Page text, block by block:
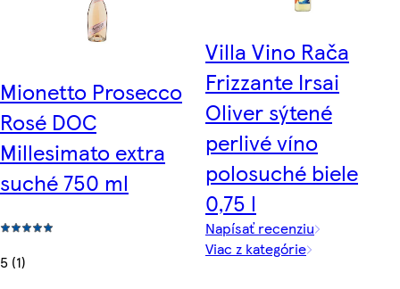
Mionetto Prosecco
Rosé DOC
Millesimato extra
suché 750 ml
5 (1)
Villa Vino Rača
Frizzante Irsai
Oliver sýtené
perlivé víno
polosuché biele
0,75 l
Napísať recenziu
Viac z kategórie